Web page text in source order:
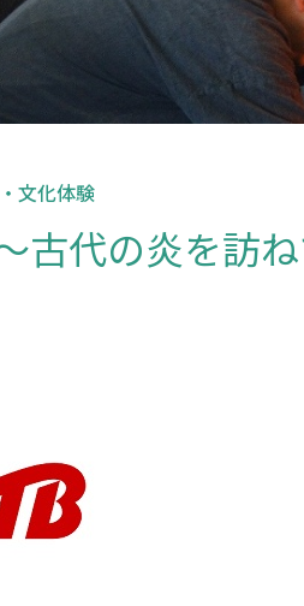
文化体験
古代の炎を訪